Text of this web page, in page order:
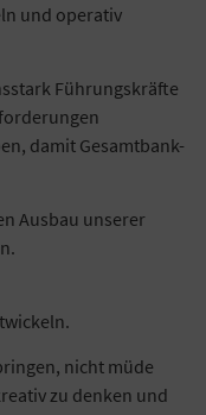
und operativ
Führungskräfte
damit Gesamtbank-
Ausbau unserer
nicht müde
zu denken und